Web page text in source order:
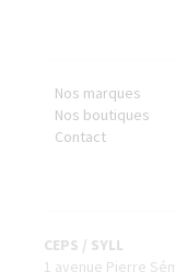
Nos marques
Nos boutiques
Contact
CEPS / SYLL
1 avenue Pierre